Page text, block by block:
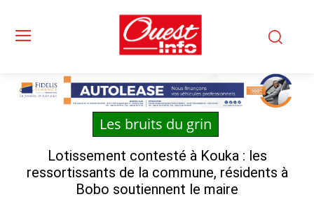
Les bruits du grin
Lotissement contesté à Kouka : les
ressortissants de la commune, résidents à
Bobo soutiennent le maire